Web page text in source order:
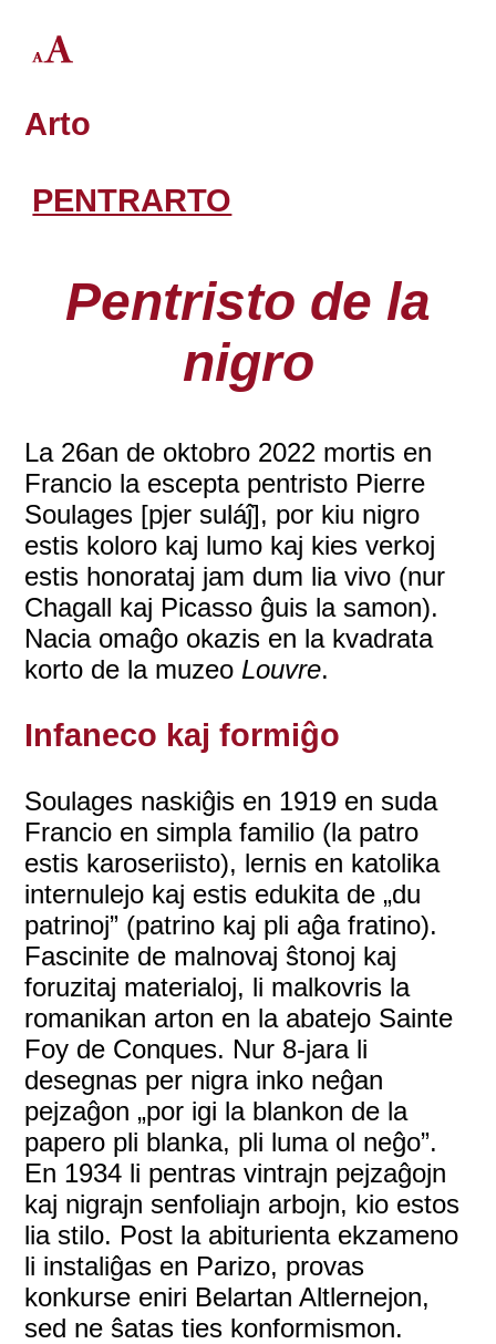
Arto
PENTRARTO
Pentristo de la
nigro
La 26an de oktobro 2022 mortis en
Francio la escepta pentristo Pierre
Soulages [pjer suláĵ], por kiu nigro
estis koloro kaj lumo kaj kies verkoj
estis honorataj jam dum lia vivo (nur
Chagall kaj Picasso ĝuis la samon).
Nacia omaĝo okazis en la kvadrata
korto de la muzeo Louvre.
Infaneco kaj formiĝo
Soulages naskiĝis en 1919 en suda
Francio en simpla familio (la patro
estis karoseriisto), lernis en katolika
internulejo kaj estis edukita de „du
patrinoj” (patrino kaj pli aĝa fratino).
Fascinite de malnovaj ŝtonoj kaj
foruzitaj materialoj, li malkovris la
romanikan arton en la abatejo Sainte
Foy de Conques. Nur 8-jara li
desegnas per nigra inko neĝan
pejzaĝon „por igi la blankon de la
papero pli blanka, pli luma ol neĝo”.
En 1934 li pentras vintrajn pejzaĝojn
kaj nigrajn senfoliajn arbojn, kio estos
lia stilo. Post la abiturienta ekzameno
li instaliĝas en Parizo, provas
konkurse eniri Belartan Altlernejon,
sed ne ŝatas ties konformismon.